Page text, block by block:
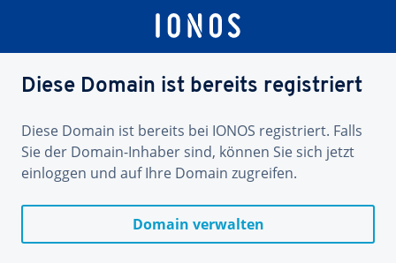
Diese Domain ist bereits registriert
Diese Domain ist bereits bei IONOS registriert. Falls
Sie der Domain-Inhaber sind, können Sie sich jetzt
einloggen und auf Ihre Domain zugreifen.
Domain verwalten